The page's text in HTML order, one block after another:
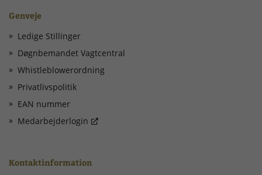
Genveje
Ledige Stillinger
Døgnbemandet Vagtcentral
Whistleblowerordning
Privatlivspolitik
EAN nummer
Medarbejderlogin
Kontaktinformation